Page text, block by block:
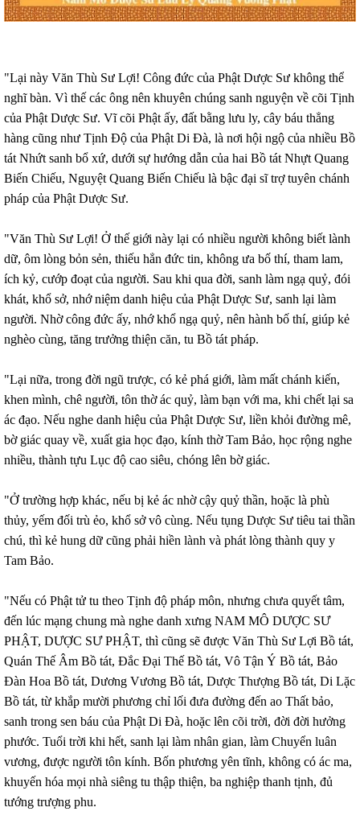
"Lại này Văn Thù Sư Lợi! Công đức của Phật Dược Sư không thể
nghĩ bàn. Vì thế các ông nên khuyên chúng sanh nguyện về cõi Tịnh
của Phật Dược Sư. Vĩ cõi Phật ấy, đất bằng lưu ly, cây báu thẳng
hàng cũng như Tịnh Độ của Phật Di Đà, là nơi hội ngộ của nhiều Bồ
tát Nhứt sanh bổ xứ, dưới sự hướng dẫn của hai Bồ tát Nhựt Quang
Biến Chiếu, Nguyệt Quang Biến Chiếu là bậc đại sĩ trợ tuyên chánh
pháp của Phật Dược Sư.
"Văn Thù Sư Lợi! Ở thế giới này lại có nhiều người không biết lành
dữ, ôm lòng bỏn sẻn, thiếu hẳn đức tin, không ưa bố thí, tham lam,
ích kỷ, cướp đoạt của người. Sau khi qua đời, sanh làm ngạ quỷ, đói
khát, khổ sở, nhớ niệm danh hiệu của Phật Dược Sư, sanh lại làm
người. Nhờ công đức ấy, nhớ khổ ngạ quỷ, nên hành bố thí, giúp kẻ
nghèo cùng, tăng trưởng thiện căn, tu Bồ tát pháp.
"Lại nữa, trong đời ngũ trược, có kẻ phá giới, làm mất chánh kiến,
khen mình, chê người, tôn thờ ác quỷ, làm bạn với ma, khi chết lại sa
ác đạo. Nếu nghe danh hiệu của Phật Dược Sư, liền khỏi đường mê,
bờ giác quay về, xuất gia học đạo, kính thờ Tam Bảo, học rộng nghe
nhiều, thành tựu Lục độ cao siêu, chóng lên bờ giác.
"Ở trường hợp khác, nếu bị kẻ ác nhờ cậy quỷ thần, hoặc là phù
thủy, yếm đối trù ẻo, khổ sở vô cùng. Nếu tụng Dược Sư tiêu tai thần
chú, thì kẻ hung dữ cũng phải hiền lành và phát lòng thành quy y
Tam Bảo.
"Nếu có Phật tử tu theo Tịnh độ pháp môn, nhưng chưa quyết tâm,
đến lúc mạng chung mà nghe danh xưng NAM MÔ DƯỢC SƯ
PHẬT, DƯỢC SƯ PHẬT, thì cũng sẽ được Văn Thù Sư Lợi Bồ tát,
Quán Thế Âm Bồ tát, Đắc Đại Thế Bồ tát, Vô Tận Ý Bồ tát, Bảo
Đàn Hoa Bồ tát, Dương Vương Bồ tát, Dược Thượng Bồ tát, Di Lặc
Bồ tát, từ khắp mười phương chỉ lối đưa đường đến ao Thất bảo,
sanh trong sen báu của Phật Di Đà, hoặc lên cõi trời, đời đời hưởng
phước. Tuổi trời khi hết, sanh lại làm nhân gian, làm Chuyển luân
vương, được người tôn kính. Bốn phương yên tĩnh, không có ác ma,
khuyến hóa mọi nhà siêng tu thập thiện, ba nghiệp thanh tịnh, đủ
tướng trượng phu.